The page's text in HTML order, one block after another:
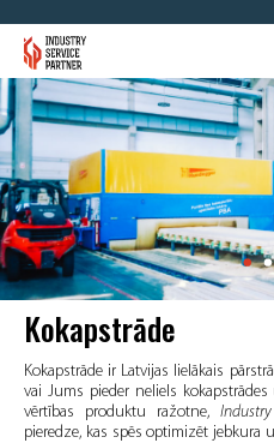
Kokapstrāde
Kokapstrāde ir Latvijas lielākais
vai Jums pieder neliels
vērtības produktu ražotne,
pieredze, kas spēs optimizēt